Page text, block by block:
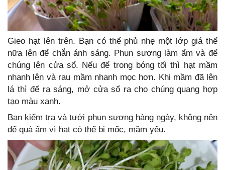
Gieo hạt lên trên. Bạn có thể phủ nhẹ một lớp giá thể
nữa lên để chắn ánh sáng. Phun sương làm ẩm và để
chúng lên cửa sổ. Nếu để trong bóng tối thì hạt mầm
nhanh lên và rau mầm nhanh mọc hơn. Khi mầm đã lên
lá thì để ra sáng, mở cửa sổ ra cho chúng quang hợp
tạo màu xanh.
Bạn kiểm tra và tưới phun sương hàng ngày, không nên
để quá ẩm vì hạt có thể bị mốc, mầm yếu.